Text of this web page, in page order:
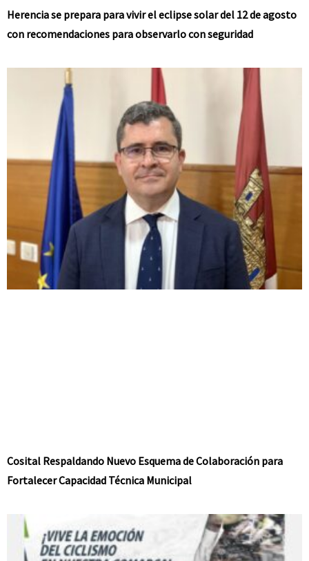
Herencia se prepara para vivir el eclipse solar del 12 de agosto
con recomendaciones para observarlo con seguridad
Cosital Respaldando Nuevo Esquema de Colaboración para
Fortalecer Capacidad Técnica Municipal